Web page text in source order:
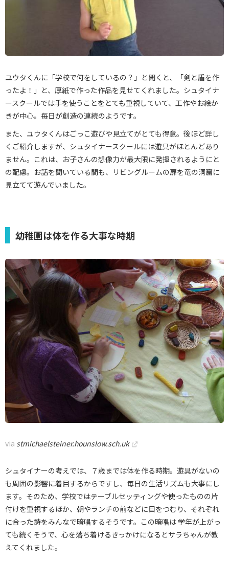
ユウタくんに「学校で何をしているの？」と聞くと、「剣と盾を作
ったよ！」と、厚紙で作った作品を見せてくれました。シュタイナ
ースクールでは手を使うことをとても重視していて、工作やお絵か
きが中心。毎日が創造の連続のようです。
また、ユウタくんはごっこ遊びや見立てがとても得意。後ほど詳し
くご紹介しますが、シュタイナースクールには遊具がほとんどあり
ません。これは、お子さんの想像力が最大限に発揮されるようにと
の配慮。お話を聞いている間も、リビングルームの扉を竜の洞窟に
見立てて遊んでいました。
幼稚園は体を作る大事な時期
via stmichaelsteiner.hounslow.sch.uk
シュタイナーの考えでは、７歳までは体を作る時期。遊具がないの
も周囲の影響に着目するからですし、毎日の生活リズムも大事にし
ます。そのため、学校ではテーブルセッティングや使ったものの片
付けを重視するほか、朝やランチの前などに目をつむり、それぞれ
に合った詩をみんなで暗唱するそうです。この暗唱は 学年が上がっ
ても続くそうで、心を落ち着けるきっかけになるとサラちゃんが教
えてくれました。